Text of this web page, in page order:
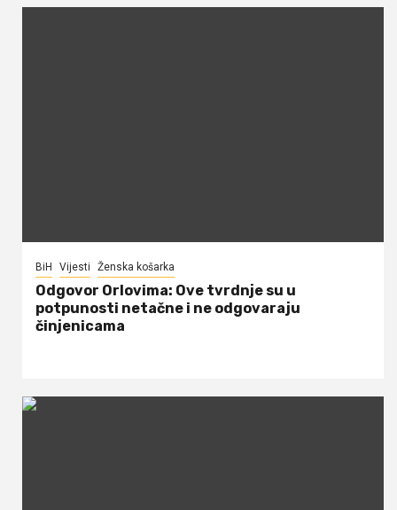
BiH Vijesti Ženska košarka
Odgovor Orlovima: ​Ove tvrdnje su u
potpunosti netačne i ne odgovaraju
činjenicama